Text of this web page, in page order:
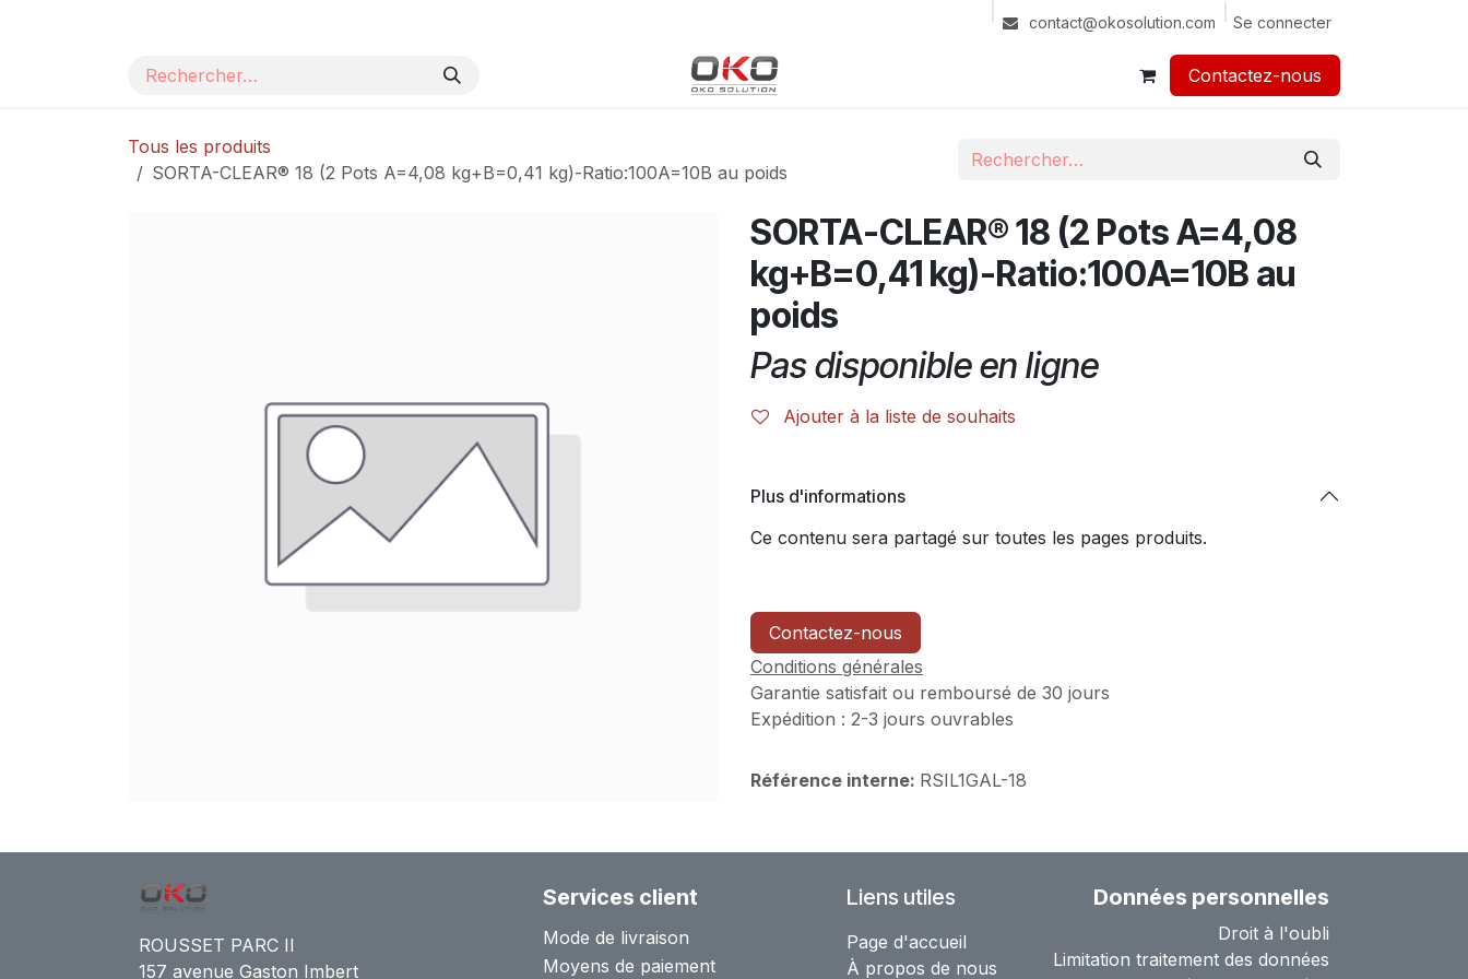
contact@okosolution.com Se connecter
Contactez-nous​​
Tous les produits
SORTA-CLEAR® 18 (2 Pots A=4,08 kg+B=0,41 kg)-Ratio:100A=10B au poids
SORTA-CLEAR® 18 (2 Pots A=4,08
kg+B=0,41 kg)-Ratio:100A=10B au
poids
Pas disponible en ligne
Ajouter à la liste de souhaits
Plus d'informations
Ce contenu sera partagé sur toutes les pages produits.
Contactez-nous
Conditions générales
Garantie satisfait ou remboursé de 30 jours
Expédition : 2-3 jours ouvrables
Référence interne: RSIL1GAL-18
ROUSSET PARC II
157 avenue Gaston Imbert
Données personnelles
Droit à l'oubli
Limitation traitement des données
Services client
Mode de livraison
Moyens de paiement
Liens utiles
Page d'accueil
À propos de nous